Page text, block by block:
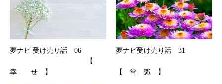
夢ナビ 受け売り話 06
【
幸 せ 】
夢ナビ受け売り話 31
【 常 識 】